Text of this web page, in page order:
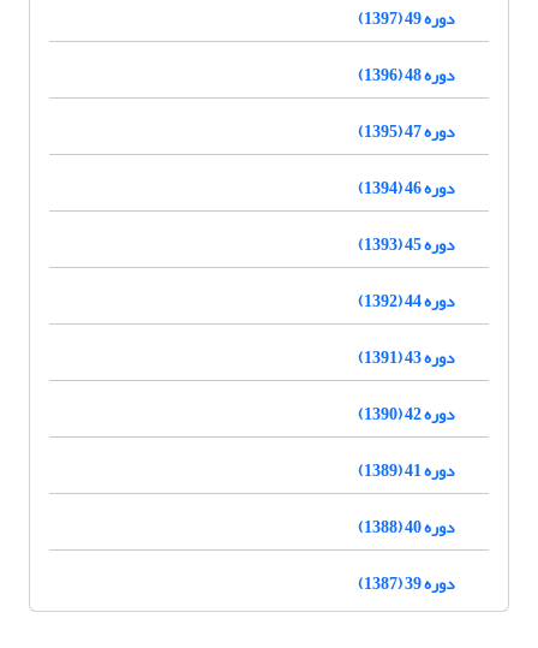
دوره 49 (1397)
دوره 48 (1396)
دوره 47 (1395)
دوره 46 (1394)
دوره 45 (1393)
دوره 44 (1392)
دوره 43 (1391)
دوره 42 (1390)
دوره 41 (1389)
دوره 40 (1388)
دوره 39 (1387)